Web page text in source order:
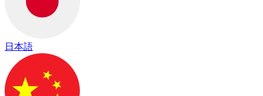
日本語